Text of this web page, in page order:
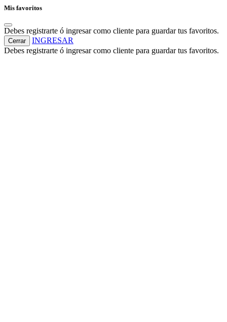
Mis favoritos
Debes registrarte ó ingresar como cliente para guardar tus favoritos.
Cerrar
INGRESAR
Debes registrarte ó ingresar como cliente para guardar tus favoritos.